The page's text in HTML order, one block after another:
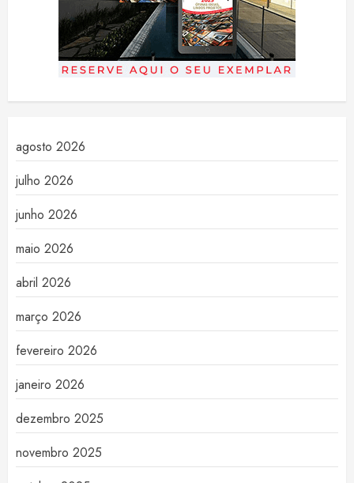
agosto 2026
julho 2026
junho 2026
maio 2026
abril 2026
março 2026
fevereiro 2026
janeiro 2026
dezembro 2025
novembro 2025